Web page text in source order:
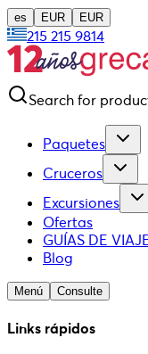
es EUR EUR
215 215 9814
Search for
Paquetes
Cruceros
Excursiones
Ofertas
GUÍAS DE
Blog
Menú Consulte
Links rápidos